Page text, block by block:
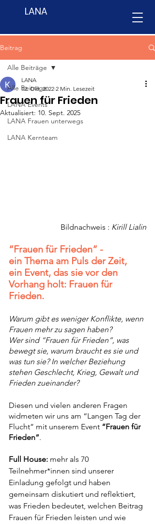
LANA
Beitrag
Alle Beiträge
LANA Events
LANA Frauen unterwegs
LANA Kernteam
Alle Beiträge
Frauen für Frieden
LANA
12. Okt. 2022 2 Min. Lesezeit
Aktualisiert: 10. Sept. 2025
Bildnachweis : Kirill Lialin
“Frauen für Frieden” -
ein Thema am Puls der Zeit,
ein Event, das sie vor den
Vorhang holt: Frauen für
Frieden.
Warum gibt es weniger Konflikte, wenn
Frauen mehr zu sagen haben?
Wer sind “Frauen für Frieden”, was
bewegt sie, warum braucht es sie und
was tun sie? In welcher Beziehung
stehen Geschlecht, Krieg, Gewalt und
Frieden zueinander?
Diesen und vielen anderen Fragen
widmeten wir uns am “Langen Tag der
Flucht” mit unserem Event “Frauen für
Frieden”.
Full House: mehr als 70
Teilnehmer*innen sind unserer
Einladung gefolgt und haben
gemeinsam diskutiert und reflektiert,
was Frieden bedeutet, welchen Beitrag
Frauen für Frieden leisten und wie